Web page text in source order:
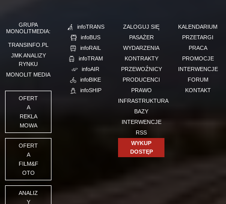
GRUPA
MONOLITMEDIA:
TRANSINFO.PL
JMK ANALIZY
RYNKU
MONOLIT MEDIA
OFERT
A
REKLA
MOWA
OFERT
A
FILM&F
OTO
ANALIZ
Y
infoTRANS
infoBUS
infoRAIL
infoTRAM
infoAIR
infoBIKE
infoSHIP
ZALOGUJ SIĘ
PASAŻER
WYDARZENIA
KONTRAKTY
PRZEWOŹNICY
PRODUCENCI
PRAWO
INFRASTRUKTURA
BAZY
INTERWENCJE
RSS
WYKUP
DOSTĘP
KALENDARIUM
PRZETARGI
PRACA
PROMOCJE
INTERWENCJE
FORUM
KONTAKT